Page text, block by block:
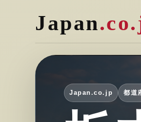
Japan
Japan.co.jp 都道